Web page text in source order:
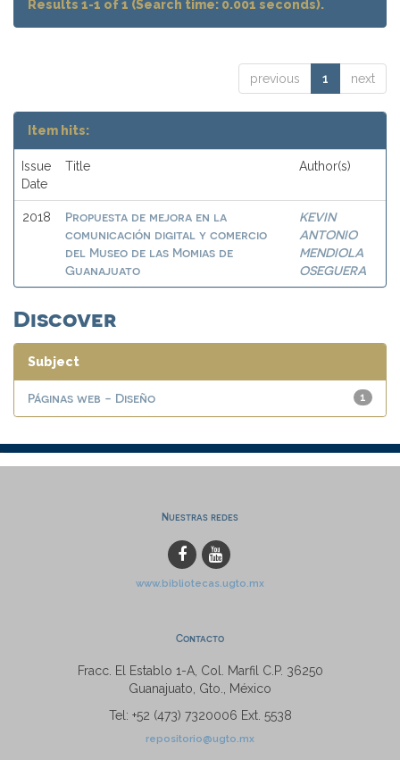
Results 1-1 of 1 (Search time: 0.001 seconds).
previous 1 next
Item hits:
Issue
Date
Title Author(s)
2018
Propuesta de mejora en la
comunicación digital y comercio
del Museo de las Momias de
Guanajuato
KEVIN
ANTONIO
MENDIOLA
OSEGUERA
Discover
Subject
1
Páginas web - Diseño
Nuestras redes
www.bibliotecas.ugto.mx
Contacto
Fracc. El Establo 1-A, Col. Marfil C.P. 36250
Guanajuato, Gto., México
Tel: +52 (473) 7320006 Ext. 5538
repositorio@ugto.mx